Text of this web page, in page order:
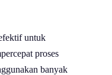
untuk
proses
banyak